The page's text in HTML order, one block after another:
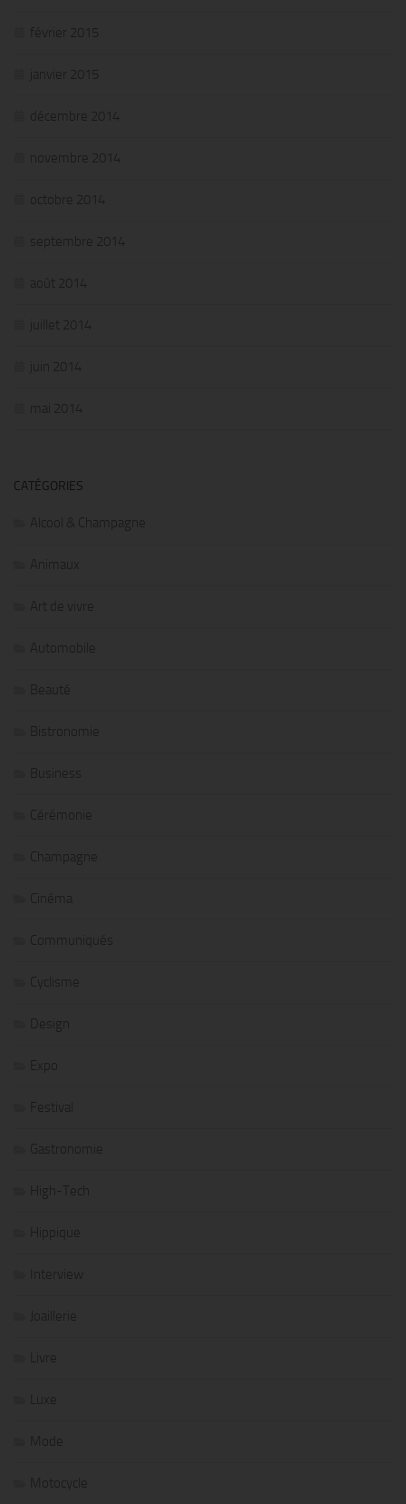
février 2015
janvier 2015
décembre 2014
novembre 2014
octobre 2014
septembre 2014
août 2014
juillet 2014
juin 2014
mai 2014
CATÉGORIES
Alcool & Champagne
Animaux
Art de vivre
Automobile
Beauté
Bistronomie
Business
Cérémonie
Champagne
Cinéma
Communiqués
Cyclisme
Design
Expo
Festival
Gastronomie
High-Tech
Hippique
Interview
Joaillerie
Livre
Luxe
Mode
Motocycle